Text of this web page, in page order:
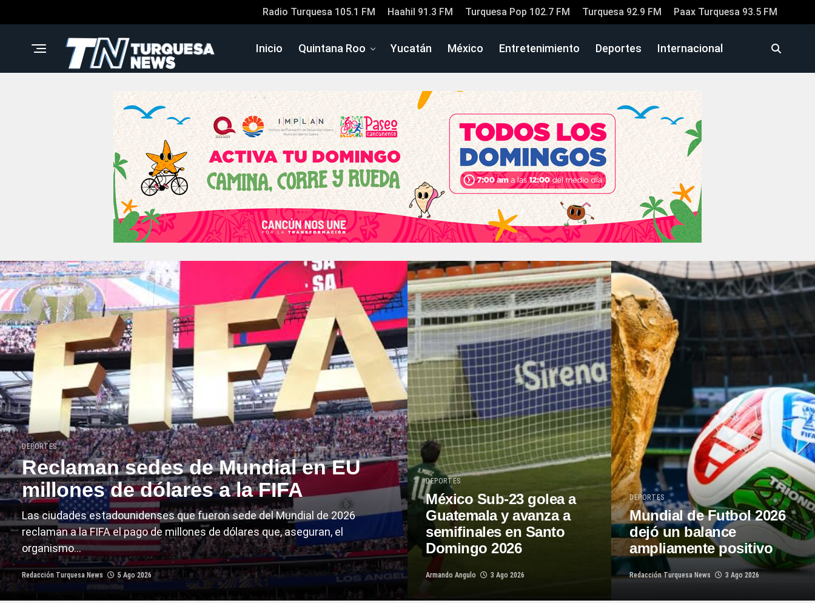
Radio Turquesa 105.1 FM Haahil 91.3 FM Turquesa Pop 102.7 FM Turquesa 92.9 FM Paax Turquesa 93.5 FM
Inicio Quintana Roo Yucatán México Entretenimiento Deportes Internacional
DEPORTES
Reclaman sedes de Mundial en EU
millones de dólares a la FIFA
Las ciudades estadounidenses que fueron sede del Mundial de 2026
reclaman a la FIFA el pago de millones de dólares que, aseguran, el
organismo...
Redacción Turquesa News 5 Ago 2026
DEPORTES
México Sub-23 golea a
Guatemala y avanza a
semifinales en Santo
Domingo 2026
Armando Angulo 3 Ago 2026
DEPORTES
Mundial de Futbol 2026
dejó un balance
ampliamente positivo
Redacción Turquesa News 3 Ago 2026